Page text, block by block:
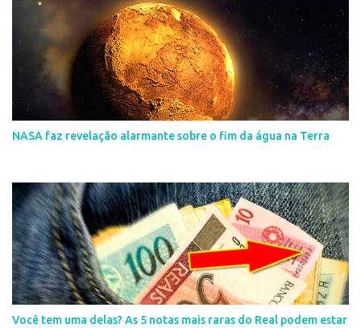
NASA faz revelação alarmante sobre o fim da água na Terra
Você tem uma delas? As 5 notas mais raras do Real podem estar